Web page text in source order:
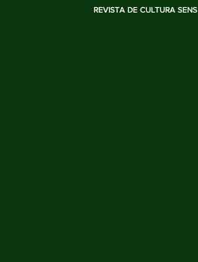
REVISTA DE CULTURA